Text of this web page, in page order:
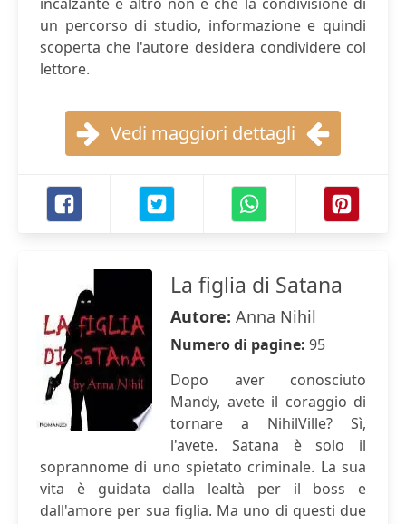
un percorso di studio, informazione e quindi
scoperta che l'autore desidera condividere col
lettore.
Vedi maggiori dettagli
La figlia di Satana
Autore: Anna Nihil
Numero di pagine: 95
Dopo aver conosciuto
Mandy, avete il coraggio di
tornare a NihilVille? Sì,
l'avete. Satana è solo il
soprannome di uno spietato criminale. La sua
vita è guidata dalla lealtà per il boss e
dall'amore per sua figlia. Ma uno di questi due